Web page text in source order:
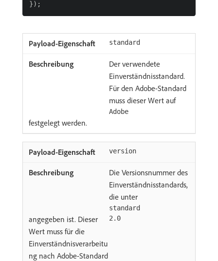
standard
Der verwendete
Einverständnisstandard.
Für den Adobe-Standard
muss dieser Wert auf
Adobe
festgelegt werden.
version
Die Versionsnummer des
Einverständnisstandards,
die unter
standard
angegeben ist. Dieser
Wert muss für die
Einverständnisverarbeitu
ng nach Adobe-Standard
2.0